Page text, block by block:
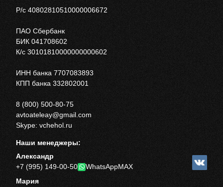
Р/с 40802810510000006672
ПАО Сбербанк
БИК 041708602
К/с 30101810000000000602
ИНН банка 7707083893
КПП банка 332802001
8 (800) 500-80-75
avtoateleay@gmail.com
Skype: vchehol.ru
Наши менеджеры:
Александр
+7 (995) 149-00-50
WhatsAppMAX
Мария